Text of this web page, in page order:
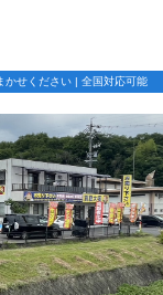
かせください | 全国対応可能